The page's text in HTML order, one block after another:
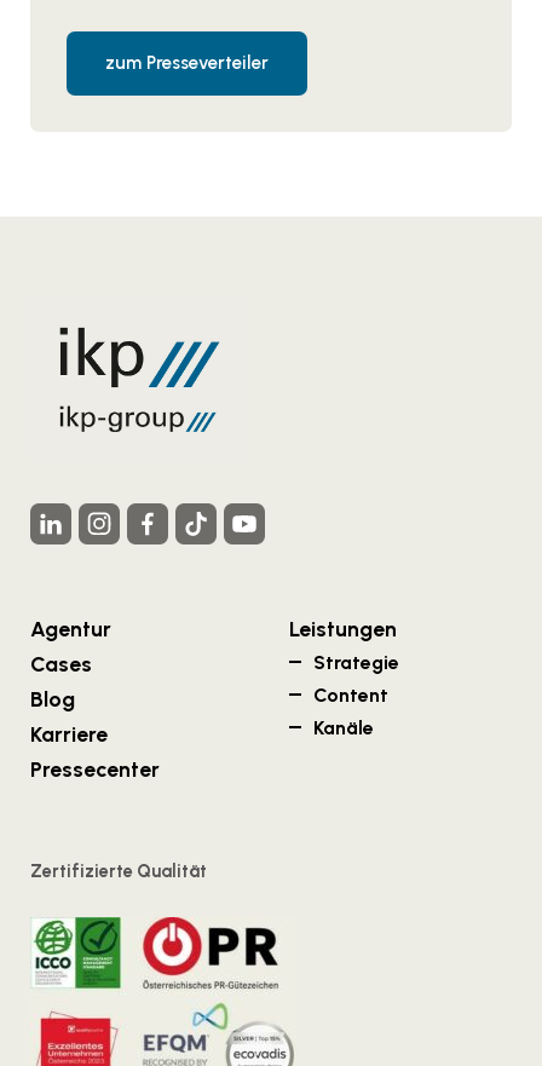
zum Presseverteiler
Agentur
Cases
Blog
Karriere
Pressecenter
Leistungen
Strategie
Content
Kanäle
Zertifizierte Qualität